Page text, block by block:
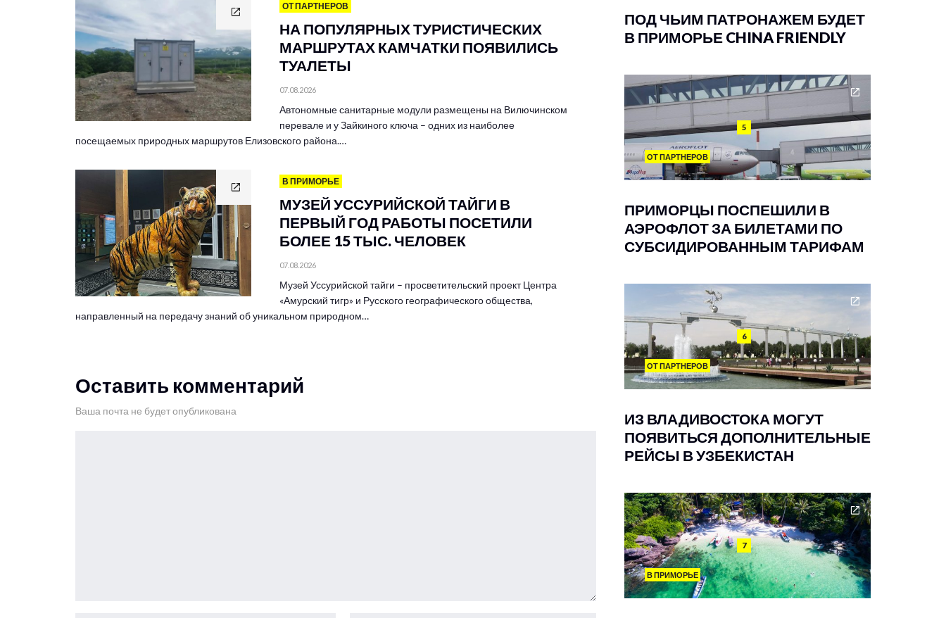
ОТ ПАРТНЕРОВ
НА ПОПУЛЯРНЫХ ТУРИСТИЧЕСКИХ
МАРШРУТАХ КАМЧАТКИ ПОЯВИЛИСЬ
ТУАЛЕТЫ
07.08.2026
Автономные санитарные модули размещены на Вилючинском
перевале и у Зайкиного ключа – одних из наиболее
посещаемых природных маршрутов Елизовского района.…
В ПРИМОРЬЕ
МУЗЕЙ УССУРИЙСКОЙ ТАЙГИ В
ПЕРВЫЙ ГОД РАБОТЫ ПОСЕТИЛИ
БОЛЕЕ 15 ТЫС. ЧЕЛОВЕК
07.08.2026
Музей Уссурийской тайги – просветительский проект Центра
«Амурский тигр» и Русского географического общества,
направленный на передачу знаний об уникальном природном…
Оставить комментарий
Ваша почта не будет опубликована
ПОД ЧЬИМ ПАТРОНАЖЕМ БУДЕТ
В ПРИМОРЬЕ CHINA FRIENDLY
5
ОТ ПАРТНЕРОВ
ПРИМОРЦЫ ПОСПЕШИЛИ В
АЭРОФЛОТ ЗА БИЛЕТАМИ ПО
СУБСИДИРОВАННЫМ ТАРИФАМ
6
ОТ ПАРТНЕРОВ
ИЗ ВЛАДИВОСТОКА МОГУТ
ПОЯВИТЬСЯ ДОПОЛНИТЕЛЬНЫЕ
РЕЙСЫ В УЗБЕКИСТАН
7
В ПРИМОРЬЕ